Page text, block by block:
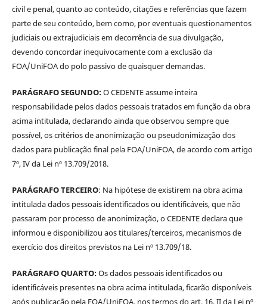
civil e penal, quanto ao conteúdo, citações e referências que fazem
parte de seu conteúdo, bem como, por eventuais questionamentos
judiciais ou extrajudiciais em decorrência de sua divulgação,
devendo concordar inequivocamente com a exclusão da
FOA/UniFOA do polo passivo de quaisquer demandas.
PARÁGRAFO SEGUNDO:O CEDENTE assume inteira
responsabilidade pelos dados pessoais tratados em função da obra
acima intitulada, declarando ainda que observou sempre que
possível, os critérios de anonimização ou pseudonimização dos
dados para publicação final pela FOA/UniFOA, de acordo com artigo
7º, IV da Lei nº 13.709/2018.
PARÁGRAFO TERCEIRO: Na hipótese de existirem na obra acima
intitulada dados pessoais identificados ou identificáveis, que não
passaram por processo de anonimização, o CEDENTE declara que
informou e disponibilizou aos titulares/terceiros, mecanismos de
exercício dos direitos previstos na Lei nº 13.709/18.
PARÁGRAFO QUARTO:Os dados pessoais identificados ou
identificáveis presentes na obra acima intitulada, ficarão disponíveis
após publicação pela FOA/UniFOA, nos termos do art. 16, II da Lei nº